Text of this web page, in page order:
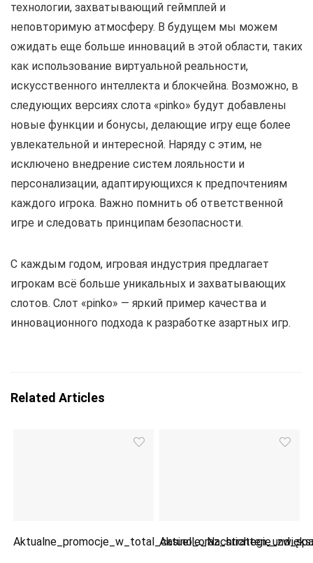
технологии, захватывающий геймплей и
неповторимую атмосферу. В будущем мы можем
ожидать еще больше инноваций в этой области, таких
как использование виртуальной реальности,
искусственного интеллекта и блокчейна. Возможно, в
следующих версиях слота «pinko» будут добавлены
новые функции и бонусы, делающие игру еще более
увлекательной и интересной. Наряду с этим, не
исключено внедрение систем лояльности и
персонализации, адаптирующихся к предпочтениям
каждого игрока. Важно помнить об ответственной
игре и следовать принципам безопасности.
С каждым годом, игровая индустрия предлагает
игрокам всё больше уникальных и захватывающих
слотов. Слот «pinko» — яркий пример качества и
инновационного подхода к разработке азартных игр.
Related Articles